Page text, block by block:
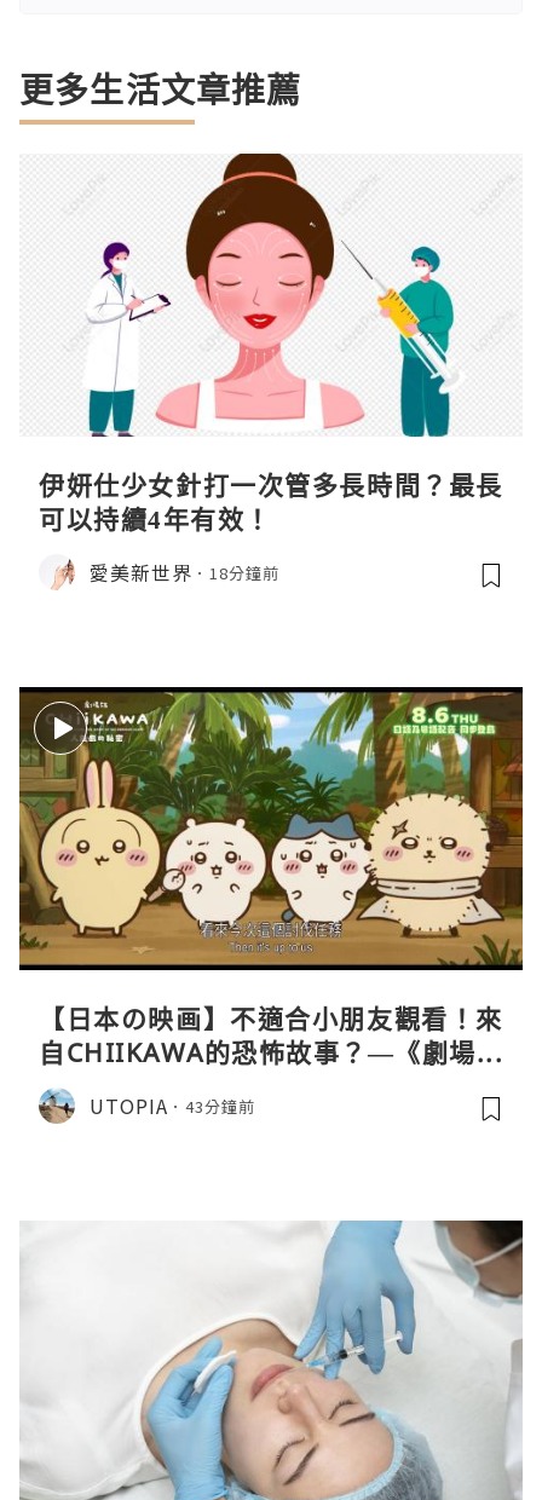
更多生活文章推薦
伊妍仕少女針打一次管多長時間？最長
可以持續4年有效！
愛美新世界 18分鐘前
【日本の映画】不適合小朋友觀看！來
自CHIIKAWA的恐怖故事？—《劇場版
CHIIKAWA 人魚島的秘密》
UTOPIA 43分鐘前